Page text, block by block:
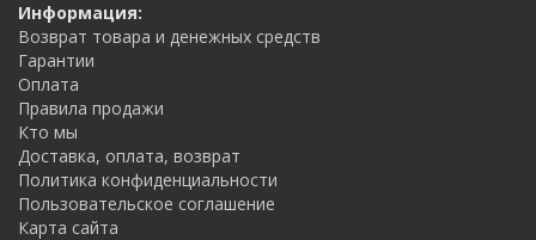
Информация:
Возврат товара и денежных средств
Гарантии
Оплата
Правила продажи
Кто мы
Доставка, оплата, возврат
Политика конфиденциальности
Пользовательское соглашение
Карта сайта